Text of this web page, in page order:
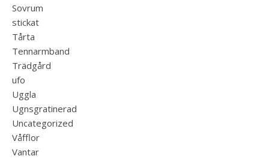
Sovrum
stickat
Tårta
Tennarmband
Trädgård
ufo
Uggla
Ugnsgratinerad
Uncategorized
Våfflor
Vantar